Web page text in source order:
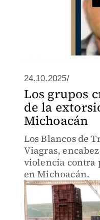
24.10.2025/
Los grupos
de la
Michoacán
Los Blancos de
Viagras,
violencia contra
en Michoacán.